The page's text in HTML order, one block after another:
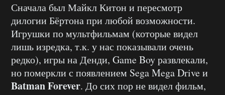
Сначала был Майкл Китон и пересмотр
дилогии Бёртона при любой возможности.
Игрушки по мультфильмам (которые видел
лишь изредка, т.к. у нас показывали очень
редко), игры на Денди, Game Boy развлекали,
но померкли с появлением Sega Mega Drive и
Batman Forever. До сих пор не видел фильм,